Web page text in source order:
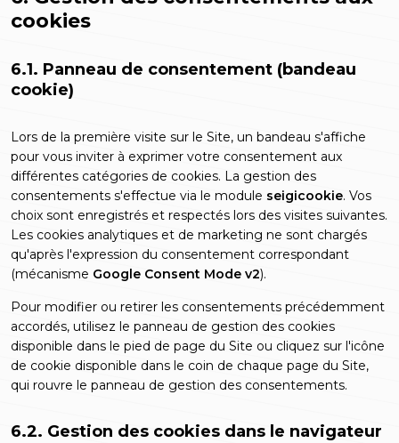
cookies
6.1. Panneau de consentement (bandeau
cookie)
Lors de la première visite sur le Site, un bandeau s'affiche
pour vous inviter à exprimer votre consentement aux
différentes catégories de cookies. La gestion des
consentements s'effectue via le module seigicookie. Vos
choix sont enregistrés et respectés lors des visites suivantes.
Les cookies analytiques et de marketing ne sont chargés
qu'après l'expression du consentement correspondant
(mécanisme Google Consent Mode v2).
Pour modifier ou retirer les consentements précédemment
accordés, utilisez le panneau de gestion des cookies
disponible dans le pied de page du Site ou cliquez sur l'icône
de cookie disponible dans le coin de chaque page du Site,
qui rouvre le panneau de gestion des consentements.
6.2. Gestion des cookies dans le navigateur